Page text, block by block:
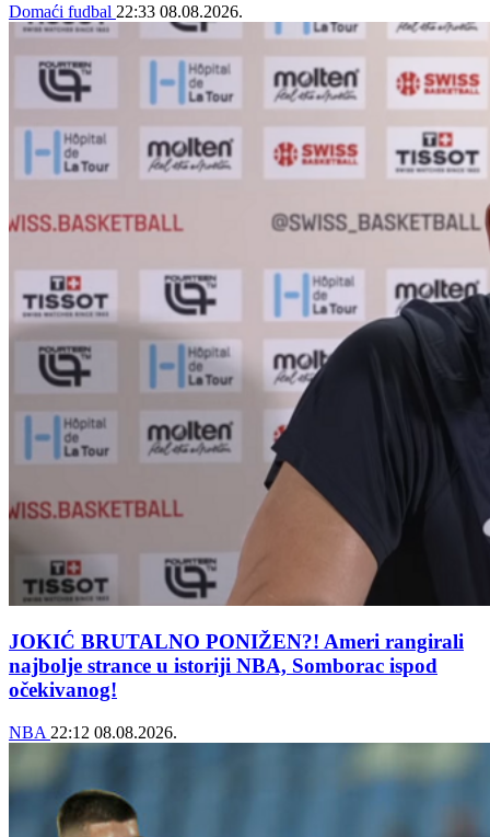
Domaći fudbal 22:33 08.08.2026.
JOKIĆ BRUTALNO PONIŽEN?! Ameri rangirali
najbolje strance u istoriji NBA, Somborac ispod
očekivanog!
NBA 22:12 08.08.2026.